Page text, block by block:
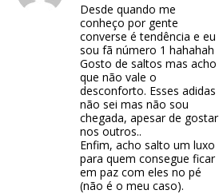
Desde quando me
conheço por gente
converse é tendência e eu
sou fã número 1 hahahah
Gosto de saltos mas acho
que não vale o
desconforto. Esses adidas
não sei mas não sou
chegada, apesar de gostar
nos outros..
Enfim, acho salto um luxo
para quem consegue ficar
em paz com eles no pé
(não é o meu caso).